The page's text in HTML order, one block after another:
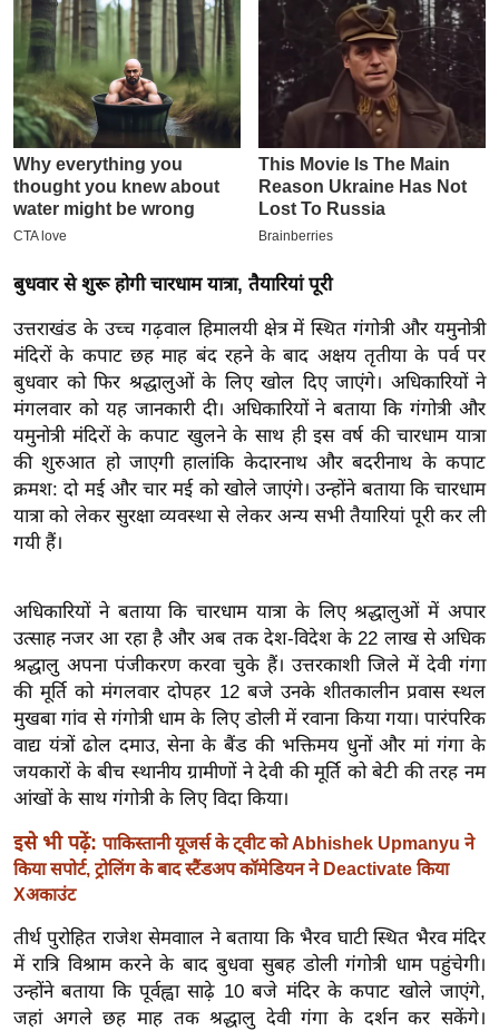
इ
म
ई
-
पे
प
र
मि
ल
बे
मि
सा
ल
श
ख्सि
य
यं
ग
इं
डि
या
सा
हि
त्य
ज
ग
त
ऑ
टो
व
र्ल्ड
बुधवार से शुरू होगी चारधाम यात्रा, तैयारियां पूरी
उत्तराखंड के उच्च गढ़वाल हिमालयी क्षेत्र में स्थित गंगोत्री और यमुनोत्री
मंदिरों के कपाट छह माह बंद रहने के बाद अक्षय तृतीया के पर्व पर
बुधवार को फिर श्रद्धालुओं के लिए खोल दिए जाएंगे। अधिकारियों ने
मंगलवार को यह जानकारी दी। अधिकारियों ने बताया कि गंगोत्री और
यमुनोत्री मंदिरों के कपाट खुलने के साथ ही इस वर्ष की चारधाम यात्रा
की शुरुआत हो जाएगी हालांकि केदारनाथ और बदरीनाथ के कपाट
क्रमश: दो मई और चार मई को खोले जाएंगे। उन्होंने बताया कि चारधाम
यात्रा को लेकर सुरक्षा व्यवस्था से लेकर अन्य सभी तैयारियां पूरी कर ली
गयी हैं।
अधिकारियों ने बताया कि चारधाम यात्रा के लिए श्रद्धालुओं में अपार
उत्साह नजर आ रहा है और अब तक देश-विदेश के 22 लाख से अधिक
श्रद्धालु अपना पंजीकरण करवा चुके हैं। उत्तरकाशी जिले में देवी गंगा
की मूर्ति को मंगलवार दोपहर 12 बजे उनके शीतकालीन प्रवास स्थल
मुखबा गांव से गंगोत्री धाम के लिए डोली में रवाना किया गया। पारंपरिक
वाद्य यंत्रों ढोल दमाउ, सेना के बैंड की भक्तिमय धुनों और मां गंगा के
जयकारों के बीच स्थानीय ग्रामीणों ने देवी की मूर्ति को बेटी की तरह नम
आंखों के साथ गंगोत्री के लिए विदा किया।
इसे भी पढ़ें: पाकिस्तानी यूजर्स के ट्वीट को Abhishek Upmanyu ने
किया सपोर्ट, ट्रोलिंग के बाद स्टैंडअप कॉमेडियन ने Deactivate किया
Xअकाउंट
तीर्थ पुरोहित राजेश सेमवााल ने बताया कि भैरव घाटी स्थित भैरव मंदिर
में रात्रि विश्राम करने के बाद बुधवा सुबह डोली गंगोत्री धाम पहुंचेगी।
उन्होंने बताया कि पूर्वह्वा साढ़े 10 बजे मंदिर के कपाट खोले जाएंगे,
जहां अगले छह माह तक श्रद्धालु देवी गंगा के दर्शन कर सकेंगे।